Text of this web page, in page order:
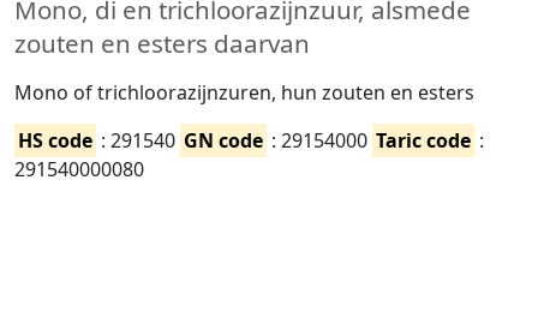
Mono, di en trichloorazijnzuur, alsmede
zouten en esters daarvan
Mono of trichloorazijnzuren, hun zouten en esters
HS code : 291540 GN code : 29154000 Taric code :
291540000080